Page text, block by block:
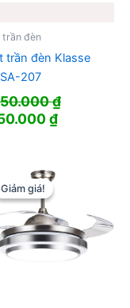
trần đèn
trần đèn Klasse
207
₫
₫.
₫Giá
Giảm giá!
Giảm giá!